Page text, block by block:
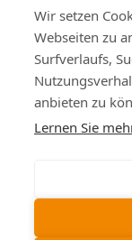
Wir setzen
Webseiten zu
Surfverlaufs,
anbieten zu
Lernen Sie
© All rights